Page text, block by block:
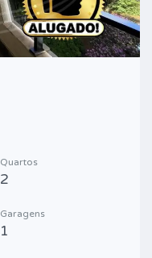
Quartos
2
Garagens
1